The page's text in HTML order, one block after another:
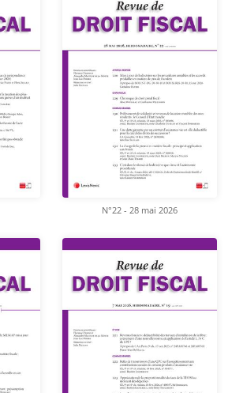
N°22 - 28 mai 2026